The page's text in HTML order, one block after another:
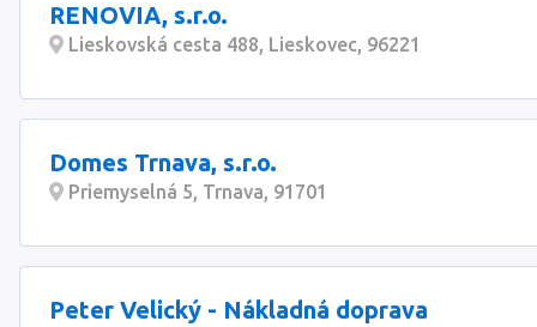
RENOVIA, s.r.o.
Lieskovská cesta 488, Lieskovec, 96221
Domes Trnava, s.r.o.
Priemyselná 5, Trnava, 91701
Peter Velický - Nákladná doprava